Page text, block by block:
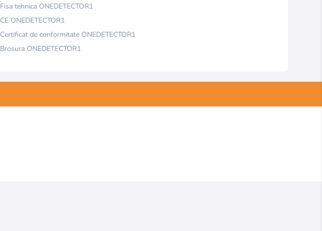
Fisa tehnica ONEDETECTOR1
CE ONEDETECTOR1
Certificat de conformitate ONEDETECTOR1
Brosura ONEDETECTOR1